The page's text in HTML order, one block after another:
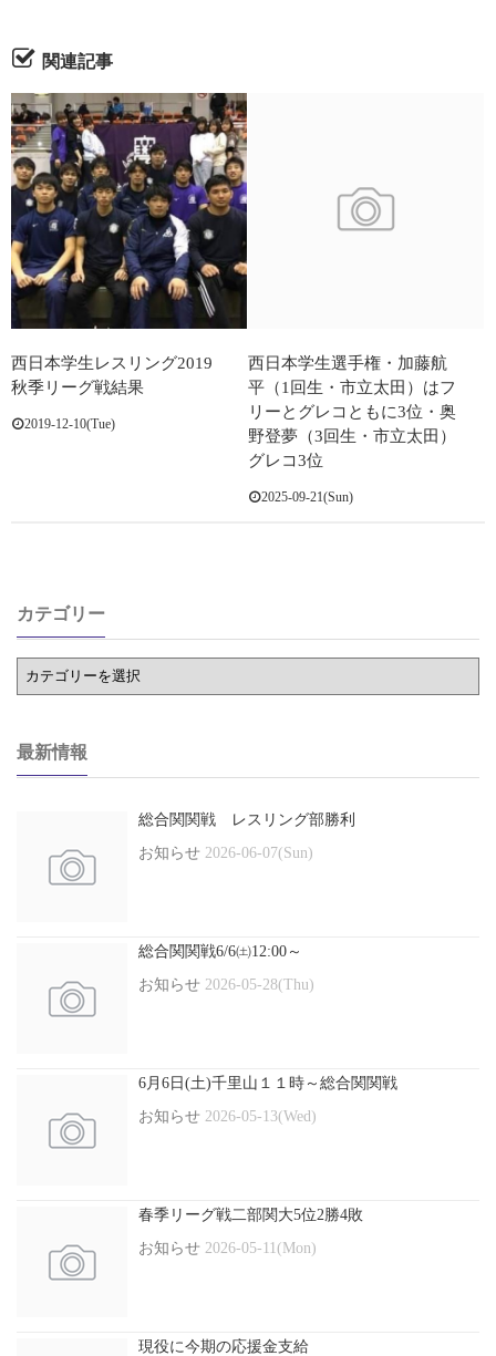
現役予定(月次)
現役部員
関連記事
西日本学生レスリング2019
秋季リーグ戦結果
2019-12-10(Tue)
西日本学生選手権・加藤航
平（1回生・市立太田）はフ
リーとグレコともに3位・奥
野登夢（3回生・市立太田）
グレコ3位
2025-09-21(Sun)
カテゴリー
最新情報
総合関関戦 レスリング部勝利
お知らせ 2026-06-07(Sun)
総合関関戦6/6㈯12:00～
お知らせ 2026-05-28(Thu)
6月6日(土)千里山１１時～総合関関戦
お知らせ 2026-05-13(Wed)
春季リーグ戦二部関大5位2勝4敗
お知らせ 2026-05-11(Mon)
現役に今期の応援金支給